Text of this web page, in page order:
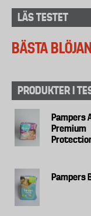
LÄS TESTET
BÄSTA
PRODUKTER I
Pampers
Premium
Pampers